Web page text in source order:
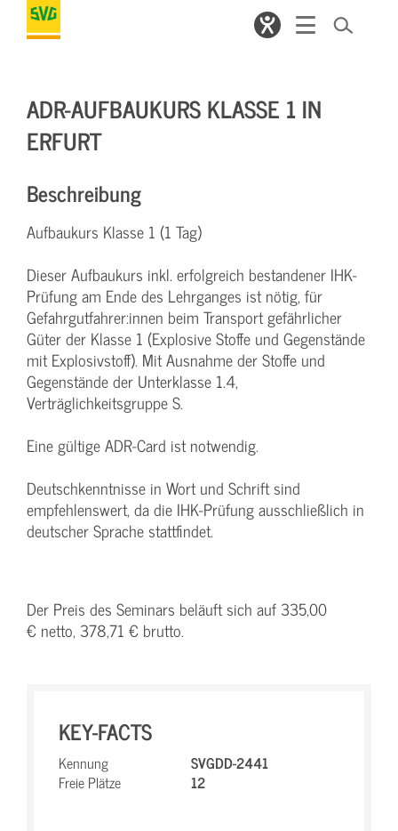
ADR-AUFBAUKURS KLASSE 1 IN
ERFURT
Beschreibung
Aufbaukurs Klasse 1 (1 Tag)
Dieser Aufbaukurs inkl. erfolgreich bestandener IHK-
Prüfung am Ende des Lehrganges ist nötig, für
Gefahrgutfahrer:innen beim Transport gefährlicher
Güter der Klasse 1 (Explosive Stoffe und Gegenstände
mit Explosivstoff). Mit Ausnahme der Stoffe und
Gegenstände der Unterklasse 1.4,
Verträglichkeitsgruppe S.
Eine gültige ADR-Card ist notwendig.
Deutschkenntnisse in Wort und Schrift sind
empfehlenswert, da die IHK-Prüfung ausschließlich in
deutscher Sprache stattfindet.
Der Preis des Seminars beläuft sich auf 335,00
€ netto, 378,71 € brutto.
KEY-FACTS
Kennung
SVGDD-2441
Freie Plätze
12